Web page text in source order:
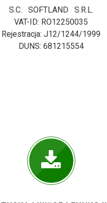
S.C. SOFTLAND S.R.L.
VAT-ID: RO12250035
Rejestracja: J12/1244/1999
DUNS: 681215554